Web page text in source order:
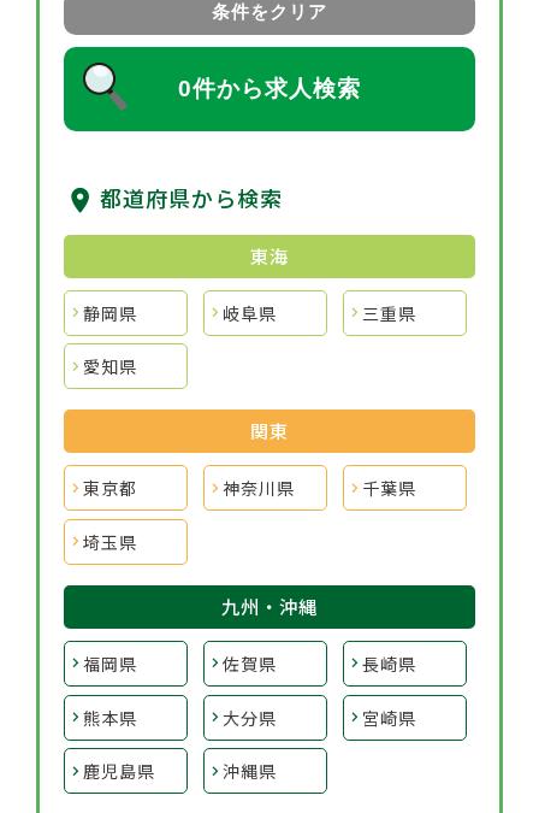
条件をクリア
0件から求人検索
都道府県から検索
東海
静岡県 岐阜県 三重県
愛知県
関東
東京都 神奈川県 千葉県
埼玉県
九州・沖縄
福岡県 佐賀県 長崎県
熊本県 大分県 宮崎県
鹿児島県 沖縄県